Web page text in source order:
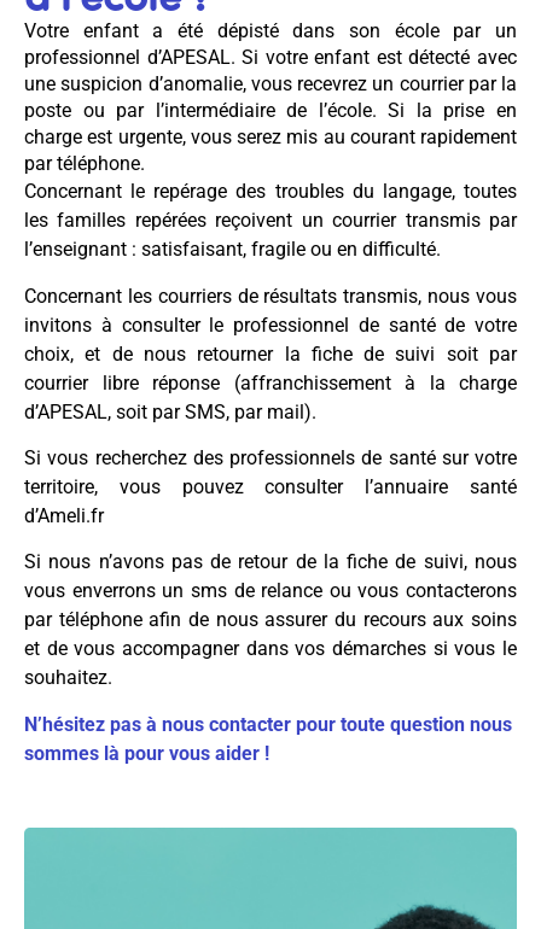
Votre enfant a été dépisté dans son école par un
professionnel d’APESAL. Si votre enfant est détecté avec
une suspicion d’anomalie, vous recevrez un courrier par la
poste ou par l’intermédiaire de l’école. Si la prise en
charge est urgente, vous serez mis au courant rapidement
par téléphone.
Concernant le repérage des troubles du langage, toutes
les familles repérées reçoivent un courrier transmis par
l’enseignant : satisfaisant, fragile ou en difficulté.
Concernant les courriers de résultats transmis, nous vous
invitons à consulter le professionnel de santé de votre
choix, et de nous retourner la fiche de suivi soit par
courrier libre réponse (affranchissement à la charge
d’APESAL, soit par SMS, par mail).
Si vous recherchez des professionnels de santé sur votre
territoire, vous pouvez consulter l’annuaire santé
d’Ameli.fr
Si nous n’avons pas de retour de la fiche de suivi, nous
vous enverrons un sms de relance ou vous contacterons
par téléphone afin de nous assurer du recours aux soins
et de vous accompagner dans vos démarches si vous le
souhaitez.
N’hésitez pas à nous contacter pour toute question nous
sommes là pour vous aider !